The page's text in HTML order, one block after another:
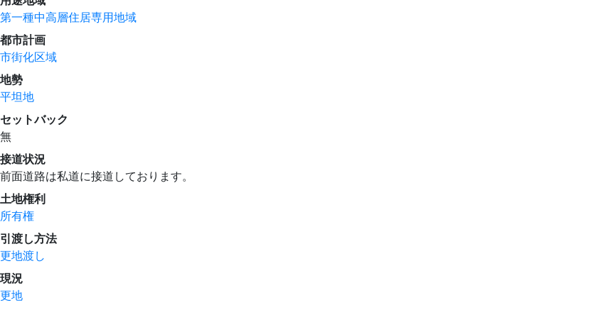
第一種中高層住居専用地域
都市計画
市街化区域
地勢
平坦地
セットバック
無
接道状況
前面道路は私道に接道しております。
土地権利
所有権
引渡し方法
更地渡し
現況
更地